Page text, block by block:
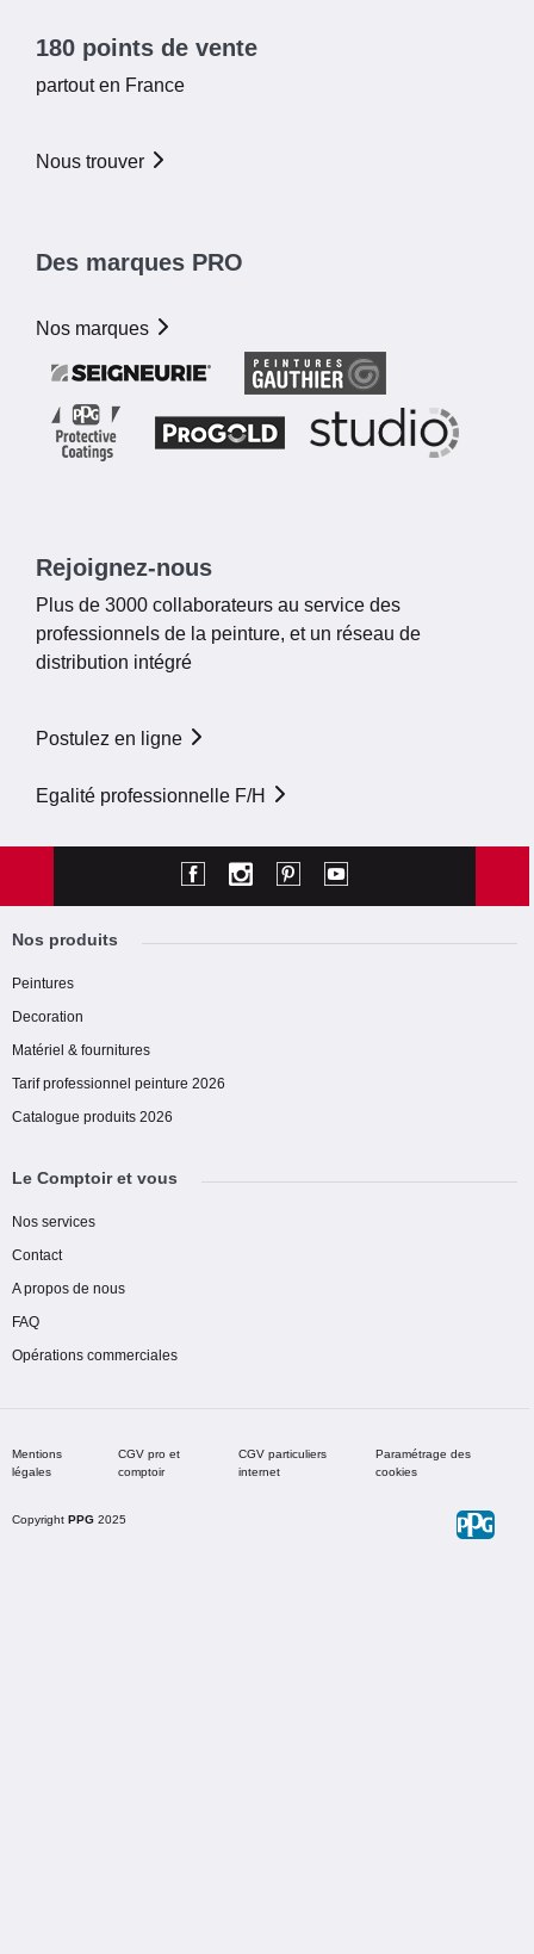
180 points de vente
partout en France
Nous trouver
Des marques PRO
Nos marques
Rejoignez-nous
Plus de 3000 collaborateurs au service des
professionnels de la peinture, et un réseau de
distribution intégré
Postulez en ligne
Egalité professionnelle F/H
Nos produits
Peintures
Decoration
Matériel & fournitures
Tarif professionnel peinture 2026
Catalogue produits 2026
Le Comptoir et vous
Nos services
Contact
A propos de nous
FAQ
Opérations commerciales
Mentions
légales
CGV pro et
comptoir
CGV particuliers
internet
Paramétrage des
cookies
Copyright PPG 2025